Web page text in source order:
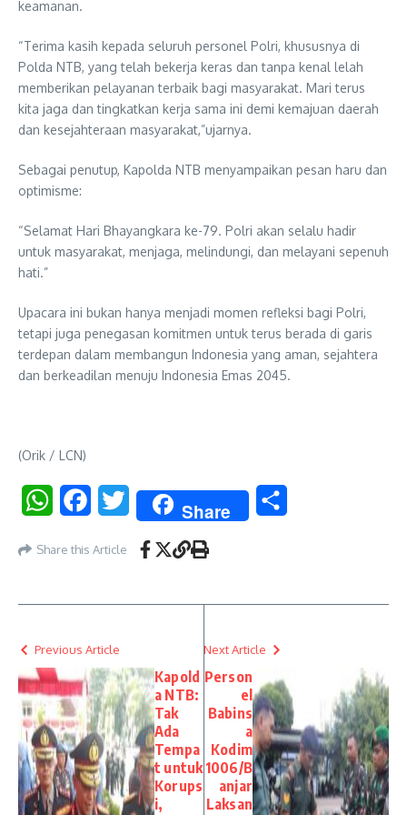
keamanan.
“Terima kasih kepada seluruh personel Polri, khususnya di
Polda NTB, yang telah bekerja keras dan tanpa kenal lelah
memberikan pelayanan terbaik bagi masyarakat. Mari terus
kita jaga dan tingkatkan kerja sama ini demi kemajuan daerah
dan kesejahteraan masyarakat,”ujarnya.
Sebagai penutup, Kapolda NTB menyampaikan pesan haru dan
optimisme:
“Selamat Hari Bhayangkara ke-79. Polri akan selalu hadir
untuk masyarakat, menjaga, melindungi, dan melayani sepenuh
hati.”
Upacara ini bukan hanya menjadi momen refleksi bagi Polri,
tetapi juga penegasan komitmen untuk terus berada di garis
terdepan dalam membangun Indonesia yang aman, sejahtera
dan berkeadilan menuju Indonesia Emas 2045.
(Orik / LCN)
WhatsAppFacebookTwitter Share
Share this Article
Previous Article
Kapold
a NTB:
Tak
Ada
Tempa
t untuk
Korups
i,
Next Article
Person
el
Babins
a
Kodim
1006/B
anjar
Laksan